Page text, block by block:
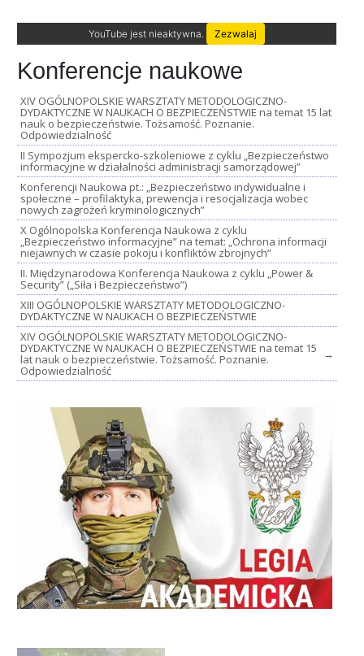
YouTube jest nieaktywna. Zezwalaj
Konferencje naukowe
XIV OGÓLNOPOLSKIE WARSZTATY METODOLOGICZNO-
DYDAKTYCZNE W NAUKACH O BEZPIECZEŃSTWIE na temat 15 lat
nauk o bezpieczeństwie. Tożsamość. Poznanie.
Odpowiedzialność
II Sympozjum ekspercko-szkoleniowe z cyklu „Bezpieczeństwo
informacyjne w działalności administracji samorządowej”
Konferencji Naukowa pt.: „Bezpieczeństwo indywidualne i
społeczne – profilaktyka, prewencja i resocjalizacja wobec
nowych zagrożeń kryminologicznych”
X Ogólnopolska Konferencja Naukowa z cyklu
„Bezpieczeństwo informacyjne” na temat: „Ochrona informacji
niejawnych w czasie pokoju i konfliktów zbrojnych”
II. Międzynarodowa Konferencja Naukowa z cyklu „Power &
Security” („Siła i Bezpieczeństwo”)
XIII OGÓLNOPOLSKIE WARSZTATY METODOLOGICZNO-
DYDAKTYCZNE W NAUKACH O BEZPIECZEŃSTWIE
XIV OGÓLNOPOLSKIE WARSZTATY METODOLOGICZNO-
DYDAKTYCZNE W NAUKACH O BEZPIECZEŃSTWIE na temat 15
lat nauk o bezpieczeństwie. Tożsamość. Poznanie.
Odpowiedzialność
→